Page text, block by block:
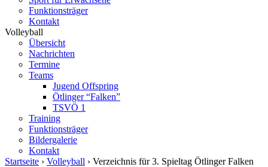
Funktionsträger
Kontakt
Volleyball
Übersicht
Nachrichten
Termine
Teams
Jugend Offspring
Ötlinger “Falken”
TSVÖ 1
Training
Funktionsträger
Bildergalerie
Kontakt
Startseite › Volleyball › Verzeichnis für 3. Spieltag Ötlinger Falken